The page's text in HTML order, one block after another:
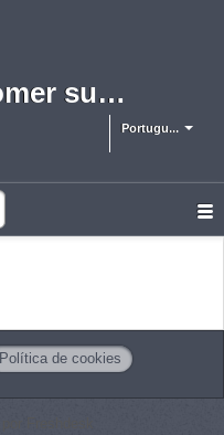
Acoem customer support portal
Portugu...
Política de cookies